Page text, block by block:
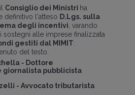
Consiglio dei Ministri ha
definitivo l'atteso D.Lgs. sulla
degli incentivi , varando
sostegni alle imprese finalizzata
gestiti dal MIMIT:
del testo.
- Dottore
giornalista pubblicista
- Avvocato tributarista